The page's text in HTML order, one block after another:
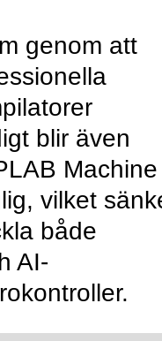
genom att
blir även
Machine
vilket
både
AI-